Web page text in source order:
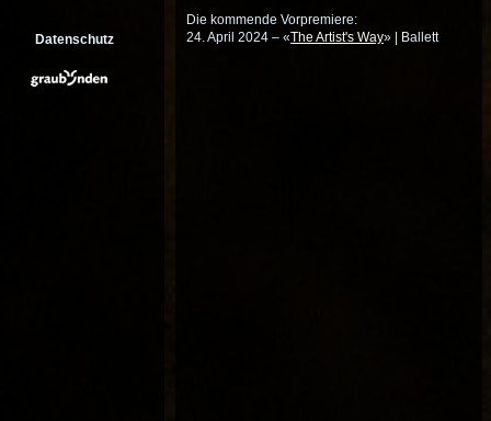
Datenschutz
Die kommende Vorpremiere:
24. April 2024 – «The Artist's Way» | Ballett